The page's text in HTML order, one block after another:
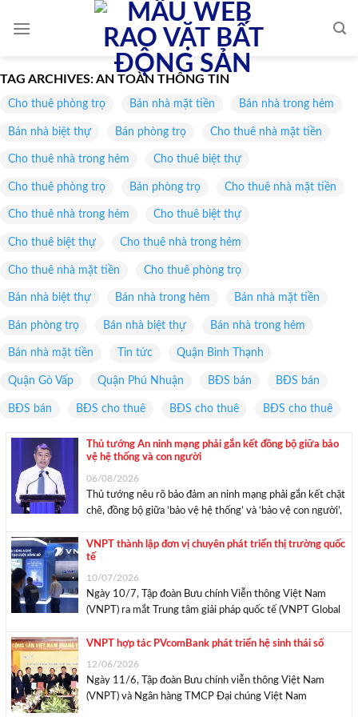
TAG ARCHIVES:AN TOÀN THÔNG TIN
Cho thuê phòng trọ Bán nhà mặt tiền Bán nhà trong hẻm
Bán nhà biệt thự Bán phòng trọ Cho thuê nhà mặt tiền
Cho thuê nhà trong hẻm Cho thuê biệt thự
Cho thuê phòng trọ Bán phòng trọ Cho thuê nhà mặt tiền
Cho thuê nhà trong hẻm Cho thuê biệt thự
Cho thuê biệt thự Cho thuê nhà trong hẻm
Cho thuê nhà mặt tiền Cho thuê phòng trọ
Bán nhà biệt thự Bán nhà trong hẻm Bán nhà mặt tiền
Bán phòng trọ Bán nhà biệt thự Bán nhà trong hẻm
Bán nhà mặt tiền Tin tức Quận Bình Thạnh
Quận Gò Vấp Quận Phú Nhuận BĐS bán BĐS bán
BĐS bán BĐS cho thuê BĐS cho thuê BĐS cho thuê
Thủ tướng An ninh mạng phải gắn kết đồng bộ giữa bảo
vệ hệ thống và con người
06/08/2026
Thủ tướng nêu rõ bảo đảm an ninh mạng phải gắn kết chặt
chẽ, đồng bộ giữa ‘bảo vệ hệ thống’ và ‘bảo vệ con người’,
dân làm thước đo cao nhất. ...
VNPT thành lập đơn vị chuyên phát triển thị trường quốc
tế
10/07/2026
Ngày 10/7, Tập đoàn Bưu chính Viễn thông Việt Nam
(VNPT) ra mắt Trung tâm giải pháp quốc tế (VNPT Global
trường nước ngoài trong lĩnh vực công nghệ thông tin và
dịch vụ số. ...
VNPT hợp tác PVcomBank phát triển hệ sinh thái số
12/06/2026
Ngày 11/6, Tập đoàn Bưu chính viễn thông Việt Nam
(VNPT) và Ngân hàng TMCP Đại chúng Việt Nam